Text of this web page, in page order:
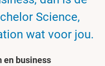
Science,
wat voor jou.
en business